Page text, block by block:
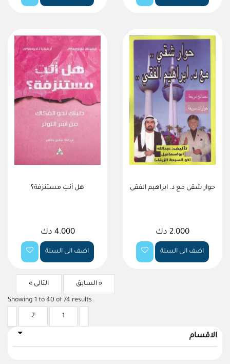
حوار شقى مع د. ابراهيم الفقى
2.000 دك
اضف الى السلة
هل أنتِ مستنزفة؟
4.000 دك
اضف الى السلة
« السابق التالى »
Showing 1 to 40 of 74 results
1
2
الاقسام